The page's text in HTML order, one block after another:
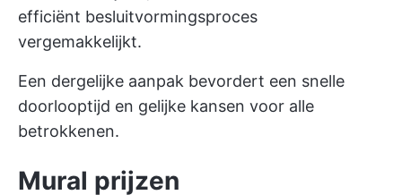
efficiënt besluitvormingsproces
vergemakkelijkt.
Een dergelijke aanpak bevordert een snelle
doorlooptijd en gelijke kansen voor alle
betrokkenen.
Mural prijzen